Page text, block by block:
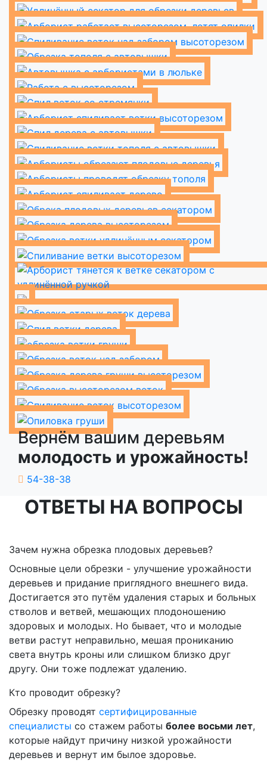
Вернём вашим деревьям
молодость и урожайность!
54-38-38
ОТВЕТЫ НА ВОПРОСЫ
Зачем нужна обрезка плодовых деревьев?
Основные цели обрезки - улучшение урожайности
деревьев и придание приглядного внешнего вида.
Достигается это путём удаления старых и больных
стволов и ветвей, мешающих плодоношению
здоровых и молодых. Но бывает, что и молодые
ветви растут неправильно, мешая прониканию
света внутрь кроны или слишком близко друг
другу. Они тоже подлежат удалению.
Кто проводит обрезку?
Обрезку проводят сертифицированные
специалисты со стажем работы более восьми лет,
которые найдут причину низкой урожайности
деревьев и вернут им былое здоровье.